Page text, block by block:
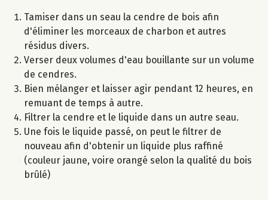
Tamiser dans un seau la cendre de bois afin
d'éliminer les morceaux de charbon et autres
résidus divers.
Verser deux volumes d'eau bouillante sur un volume
de cendres.
Bien mélanger et laisser agir pendant 12 heures, en
remuant de temps à autre.
Filtrer la cendre et le liquide dans un autre seau.
Une fois le liquide passé, on peut le filtrer de
nouveau afin d'obtenir un liquide plus raffiné
(couleur jaune, voire orangé selon la qualité du bois
brûlé)